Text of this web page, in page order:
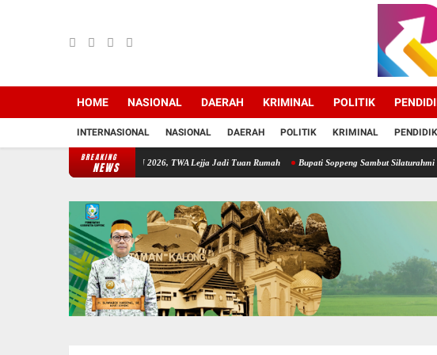
HOME NASIONAL DAERAH KRIMINAL POLITIK
INTERNASIONAL NASIONAL DAERAH POLITIK KRIMINAL
BREAKING
NEWS
Persiapan HKAN 2026, TWA Lejja Jadi Tuan Rumah Bupati Soppeng Sambut Silaturahmi Kapolres,